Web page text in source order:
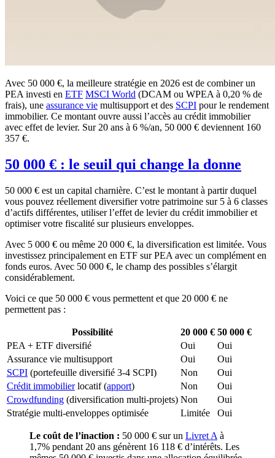
Avec 50 000 €, la meilleure stratégie en 2026 est de combiner un
PEA investi en ETF MSCI World (DCAM ou WPEA à 0,20 % de
frais), une assurance vie multisupport et des SCPI pour le rendement
immobilier. Ce montant ouvre aussi l’accès au crédit immobilier
avec effet de levier. Sur 20 ans à 6 %/an, 50 000 € deviennent 160
357 €.
50 000 € : le seuil qui change la donne
50 000 € est un capital charnière. C’est le montant à partir duquel
vous pouvez réellement diversifier votre patrimoine sur 5 à 6 classes
d’actifs différentes, utiliser l’effet de levier du crédit immobilier et
optimiser votre fiscalité sur plusieurs enveloppes.
Avec 5 000 € ou même 20 000 €, la diversification est limitée. Vous
investissez principalement en ETF sur PEA avec un complément en
fonds euros. Avec 50 000 €, le champ des possibles s’élargit
considérablement.
Voici ce que 50 000 € vous permettent et que 20 000 € ne
permettent pas :
Possibilité 20 000 € 50 000 €
PEA + ETF diversifié
Oui
Oui
Assurance vie multisupport
Oui
Oui
SCPI (portefeuille diversifié 3-4 SCPI) Non
Oui
Crédit immobilierlocatif (apport) Non
Oui
Crowdfunding (diversification multi-projets) Non
Oui
Stratégie multi-enveloppes optimisée
Limitée Oui
Le coût de l’inaction : 50 000 € sur un Livret A à
1,7% pendant 20 ans génèrent 16 118 € d’intérêts. Les